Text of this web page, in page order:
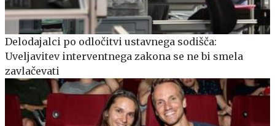
Delodajalci po odločitvi ustavnega sodišča:
Uveljavitev interventnega zakona se ne bi smela
zavlačevati